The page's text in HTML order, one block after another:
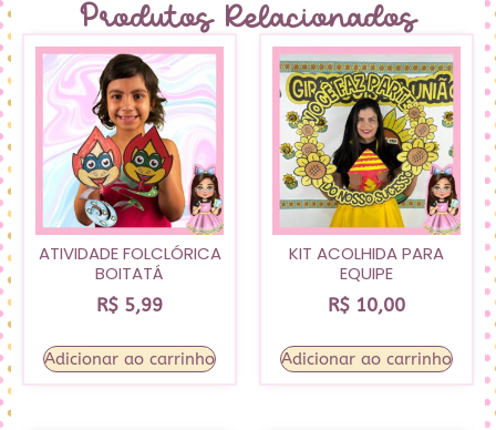
Produtos Relacionados
ATIVIDADE FOLCLÓRICA
BOITATÁ
R$ 5,99
Adicionar ao carrinho
KIT ACOLHIDA PARA
EQUIPE
R$ 10,00
Adicionar ao carrinho